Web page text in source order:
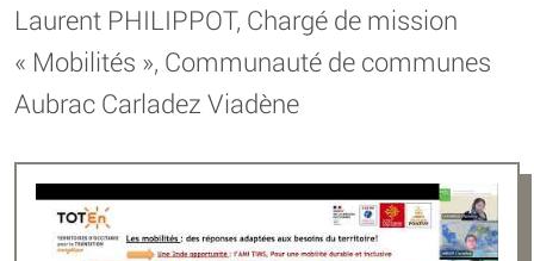
Laurent PHILIPPOT, Chargé de mission
« Mobilités », Communauté de communes
Aubrac Carladez Viadène